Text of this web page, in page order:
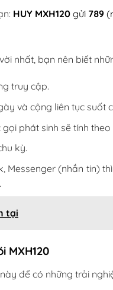
HUY MXH120 gửi 789
nhất, bạn nên biết
truy cập.
và cộng liên tục suốt
phát sinh sẽ tính
kỳ.
Messenger (nhắn tin)
tại
MXH120
để có những trải